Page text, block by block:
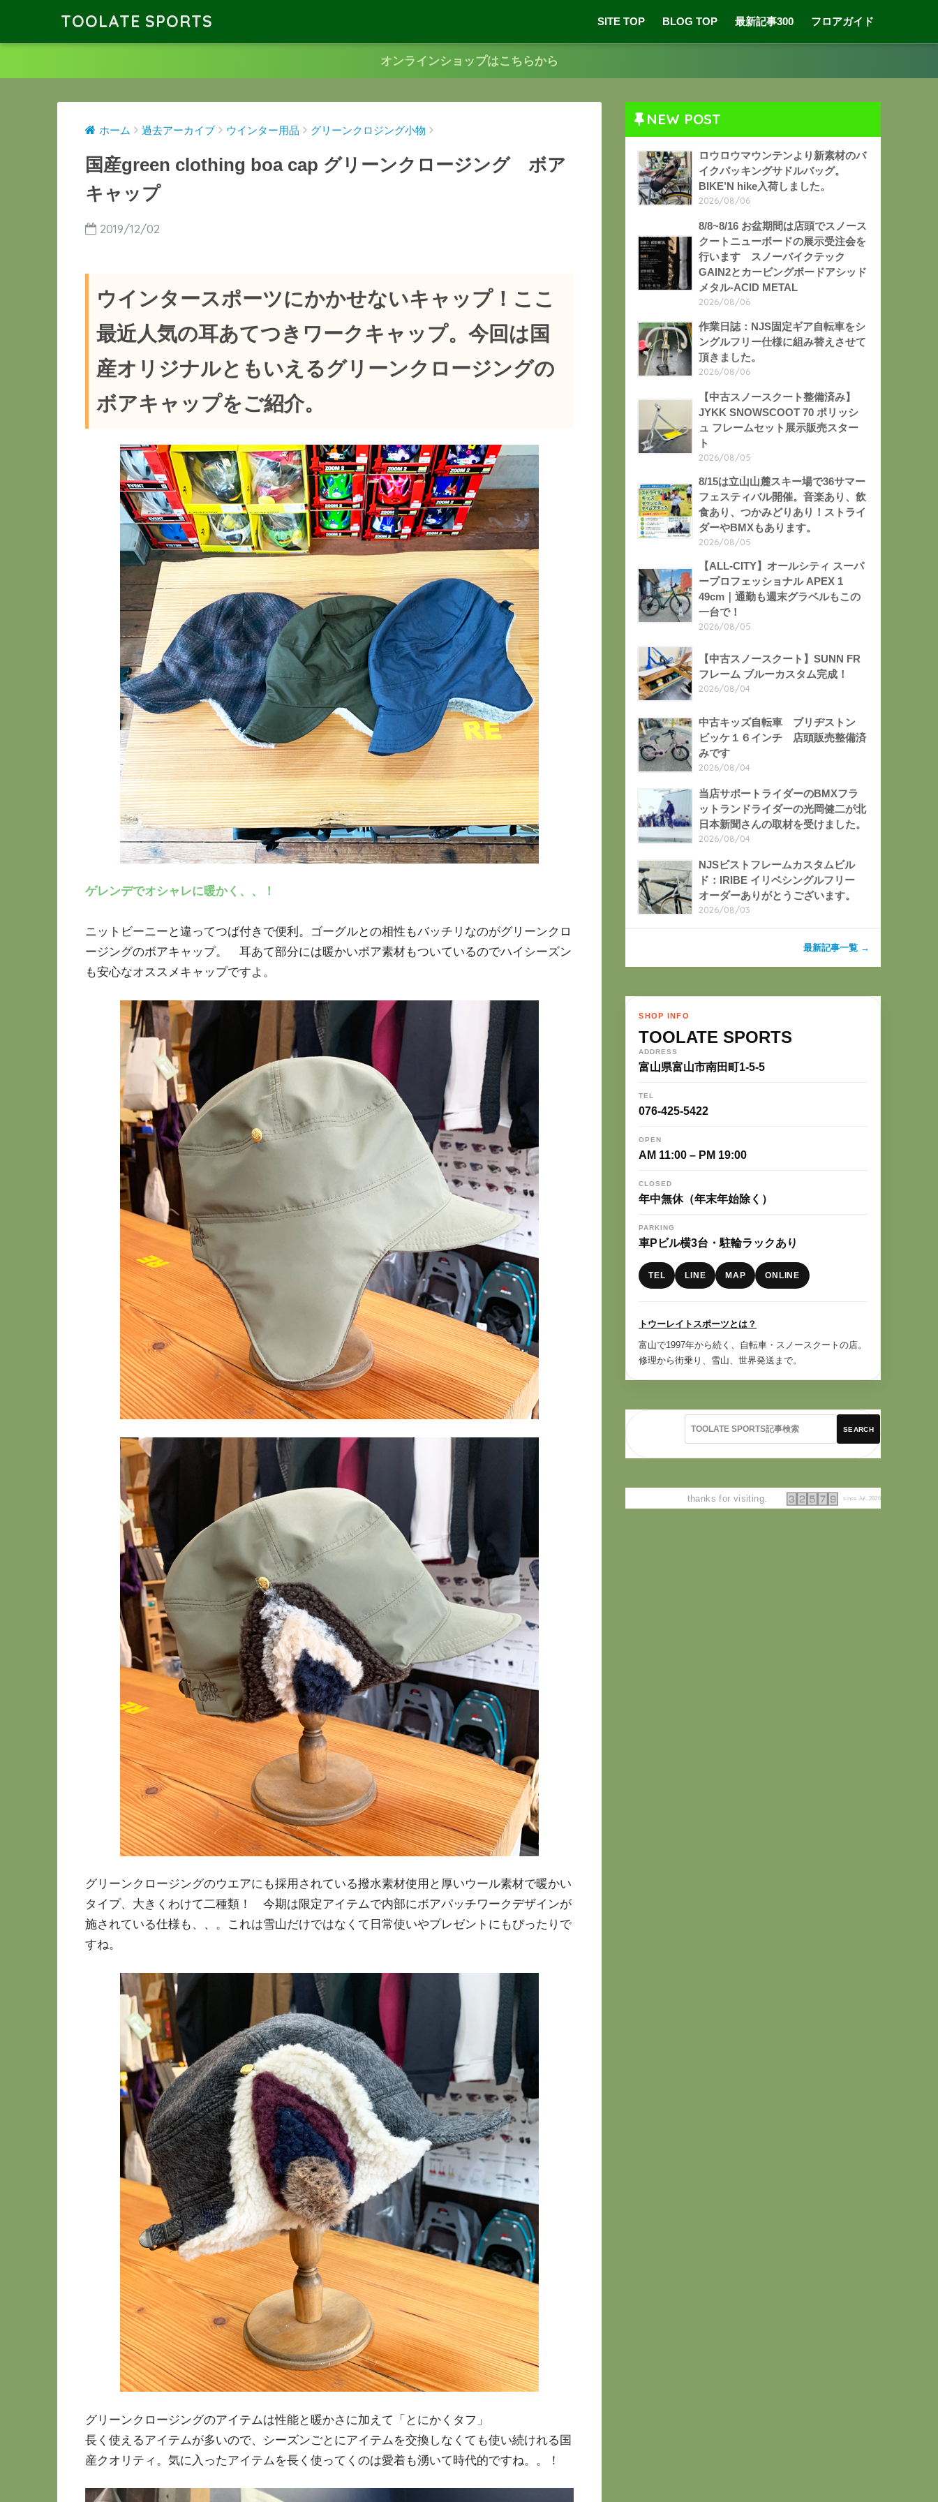
TOOLATE SPORTS SITE TOP BLOG TOP 最新記事300 フロアガイド
オンラインショップはこちらから
ホーム 過去アーカイブ ウインター用品 グリーンクロジング小物
国産green clothing boa cap グリーンクロージング ボア
キャップ
2019/12/02
ウインタースポーツにかかせないキャップ！ここ
最近人気の耳あてつきワークキャップ。今回は国
産オリジナルともいえるグリーンクロージングの
ボアキャップをご紹介。
ゲレンデでオシャレに暖かく、、！
ニットビーニーと違ってつば付きで便利。ゴーグルとの相性もバッチリなのがグリーンクロ
ージングのボアキャップ。 耳あて部分には暖かいボア素材もついているのでハイシーズン
も安心なオススメキャップですよ。
グリーンクロージングのウエアにも採用されている撥水素材使用と厚いウール素材で暖かい
タイプ、大きくわけて二種類！ 今期は限定アイテムで内部にボアパッチワークデザインが
施されている仕様も、、。これは雪山だけではなくて日常使いやプレゼントにもぴったりで
すね。
グリーンクロージングのアイテムは性能と暖かさに加えて「とにかくタフ」
長く使えるアイテムが多いので、シーズンごとにアイテムを交換しなくても使い続けれる国
産クオリティ。気に入ったアイテムを長く使ってくのは愛着も湧いて時代的ですね。。！
NEW POST
ロウロウマウンテンより新素材のバ
イクパッキングサドルバッグ。
BIKE’N hike入荷しました。
2026/08/06
8/8~8/16 お盆期間は店頭でスノース
クートニューボードの展示受注会を
行います スノーバイクテック
GAIN2とカービングボードアシッド
メタル-ACID METAL
2026/08/06
作業日誌：NJS固定ギア自転車をシ
ングルフリー仕様に組み替えさせて
頂きました。
2026/08/06
【中古スノースクート整備済み】
JYKK SNOWSCOOT 70 ポリッシ
ュ フレームセット展示販売スター
ト
2026/08/05
8/15は立山山麓スキー場で36サマー
フェスティバル開催。音楽あり、飲
食あり、つかみどりあり！ストライ
ダーやBMXもあります。
2026/08/05
【ALL-CITY】オールシティ スーパ
ープロフェッショナル APEX 1
49cm｜通勤も週末グラベルもこの
一台で！
2026/08/05
【中古スノースクート】SUNN FR
フレーム ブルーカスタム完成！
2026/08/04
中古キッズ自転車 ブリヂストン
ビッケ１６インチ 店頭販売整備済
みです
2026/08/04
当店サポートライダーのBMXフラ
ットランドライダーの光岡健二が北
日本新聞さんの取材を受けました。
2026/08/04
NJSピストフレームカスタムビル
ド：IRIBE イリベシングルフリー
オーダーありがとうございます。
2026/08/03
最新記事一覧 →
SHOP INFO
TOOLATE SPORTS
ADDRESS
富山県富山市南田町1-5-5
TEL
076-425-5422
OPEN
AM 11:00 – PM 19:00
CLOSED
年中無休（年末年始除く）
PARKING
車Pビル横3台・駐輪ラックあり
TEL LINE MAP ONLINE
トウーレイトスポーツとは？
富山で1997年から続く、自転車・スノースクートの店。
修理から街乗り、雪山、世界発送まで。
SEARCH
thanks for visiting. since Jul. 2026